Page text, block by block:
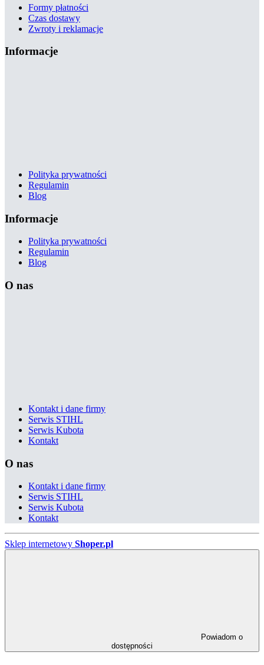
Formy płatności
Czas dostawy
Zwroty i reklamacje
Informacje
Polityka prywatności
Regulamin
Blog
Informacje
Polityka prywatności
Regulamin
Blog
O nas
Kontakt i dane firmy
Serwis STIHL
Serwis Kubota
Kontakt
O nas
Kontakt i dane firmy
Serwis STIHL
Serwis Kubota
Kontakt
Sklep internetowy Shoper.pl
dostępności